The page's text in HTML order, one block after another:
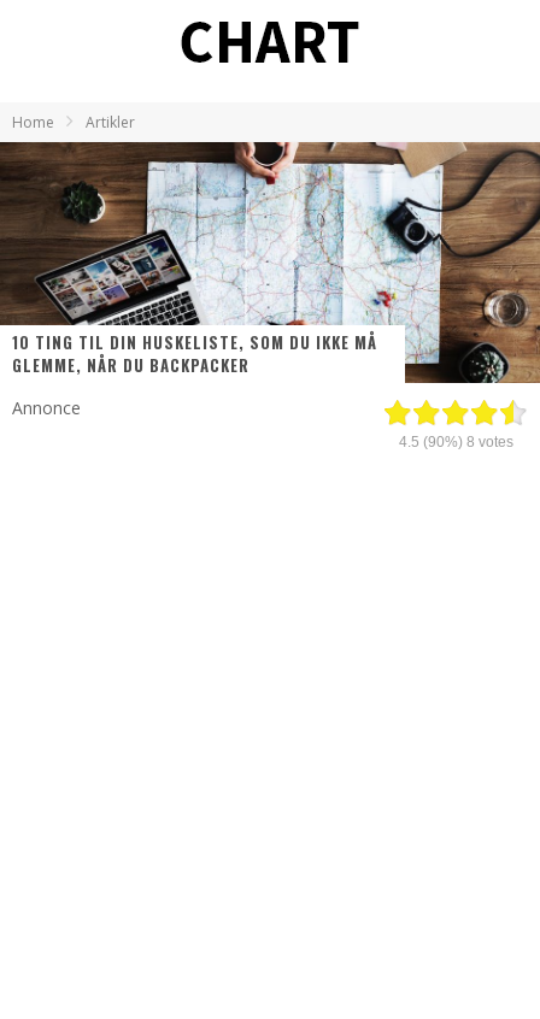
Home Artikler
10 TING TIL DIN HUSKELISTE, SOM DU IKKE MÅ
GLEMME, NÅR DU BACKPACKER
4.5 (90%) 8 votes
Annonce